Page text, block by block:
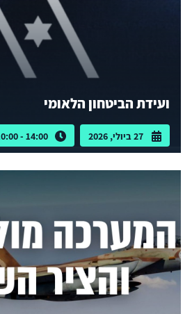
ועידת הביטחון הלאומי
27 ביולי, 2026 14:00 - 10:00